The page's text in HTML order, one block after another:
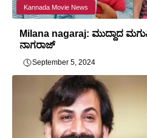
Kannada Movie News
Milana nagaraj: ಮುದ್ದಾದ
ನಾಗರಾಜ್
September 5, 2024